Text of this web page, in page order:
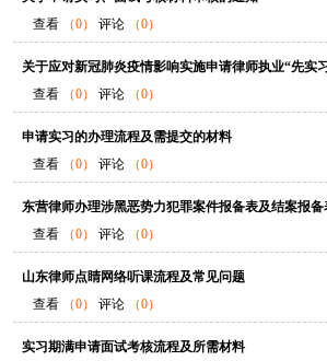
查看
（0） 评论 （0）
关于应对新冠肺炎疫情影响实施申请律师执业“先实
查看
（0） 评论 （0）
申请实习的办理流程及需提交的材料
查看
（0） 评论 （0）
东营律师办理涉黑恶势力犯罪案件报备表及结案报备
查看
（0） 评论 （0）
山东律师点睛网络听课流程及常见问题
查看
（0） 评论 （0）
实习期满申请面试考核流程及所需材料